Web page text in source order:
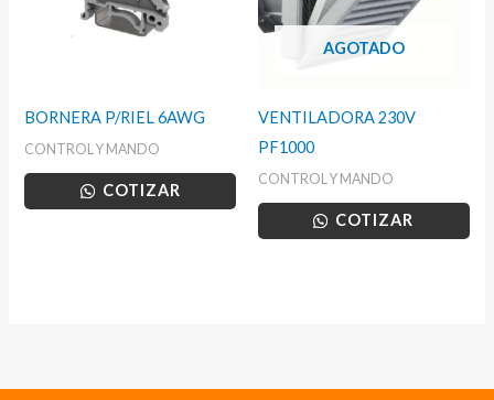
BORNERA P/RIEL 6AWG
CONTROL Y MANDO
COTIZAR
AGOTADO
VENTILADORA 230V
PF1000
CONTROL Y MANDO
COTIZAR